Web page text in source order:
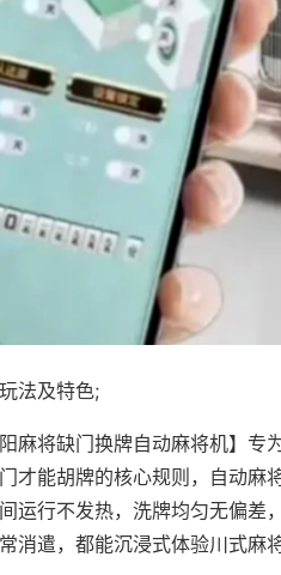
法及特色;
阳麻将缺门换牌自动麻将机】
才能胡牌的核心规则，自动麻
运行不发热，洗牌均匀无偏差
消遣，都能沉浸式体验川式麻